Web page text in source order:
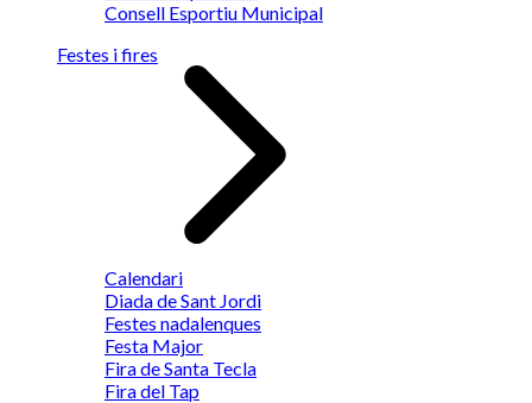
Consell Esportiu Municipal
Festes i fires
Calendari
Diada de Sant Jordi
Festes nadalenques
Festa Major
Fira de Santa Tecla
Fira del Tap